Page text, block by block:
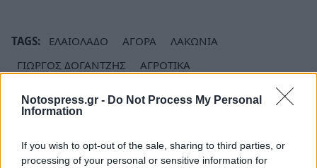
Notospress.gr - Do Not Process My Personal
Information
If you wish to opt-out of the sale, sharing to third parties, or
processing of your personal or sensitive information for
TAGS: ΕΛΑΙΟΛΑΔΟ ΑΓΟΡΑ
ΛΑΚΩΝΙΑ
ΓΙΩΡΓΟΣ ΔΟΓΑΝΤΖΗΣ
ΑΓΡΟΤΙΚΑ